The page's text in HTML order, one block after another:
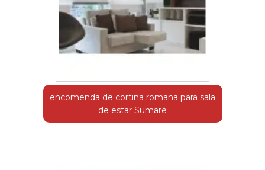
encomenda de cortina romana para sala
de estar Sumaré